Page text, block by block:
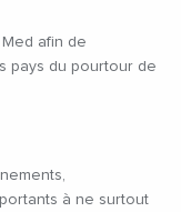
Med afin de
pays du pourtour de
à ne surtout